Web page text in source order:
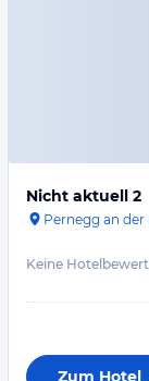
Nicht aktuell 2
Pernegg an der
Keine
Zum Hotel